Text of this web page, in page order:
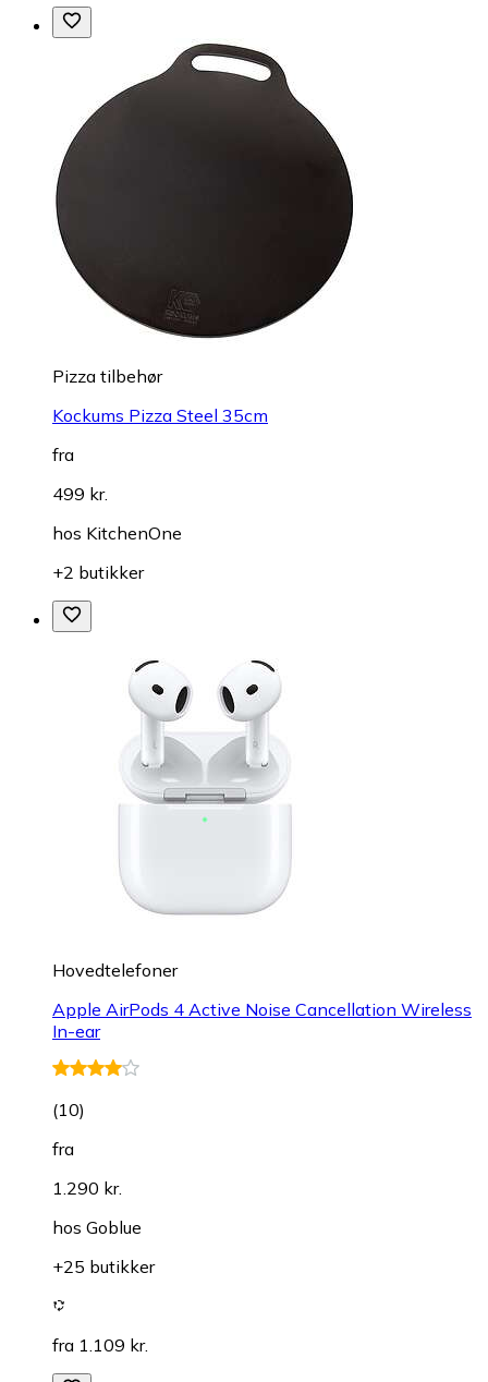
Pizza tilbehør
Kockums Pizza Steel 35cm
fra
499 kr.
hos KitchenOne
+2 butikker
Hovedtelefoner
Apple AirPods 4 Active Noise Cancellation Wireless
In-ear
(10)
fra
1.290 kr.
hos Goblue
+25 butikker
fra 1.109 kr.